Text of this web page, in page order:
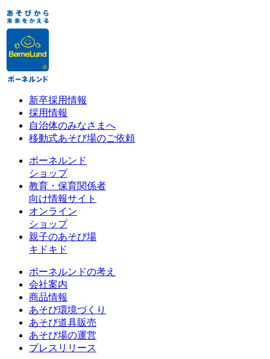
新卒採用情報
採用情報
自治体のみなさまへ
移動式あそび場のご依頼
ボーネルンド
ショップ
教育・保育関係者
向け情報サイト
オンライン
ショップ
親子のあそび場
キドキド
ボーネルンドの考え
会社案内
商品情報
あそび環境づくり
あそび道具販売
あそび場の運営
プレスリリース